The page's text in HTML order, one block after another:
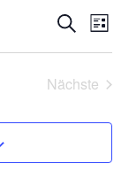
UND
Suche
Liste
Nächste